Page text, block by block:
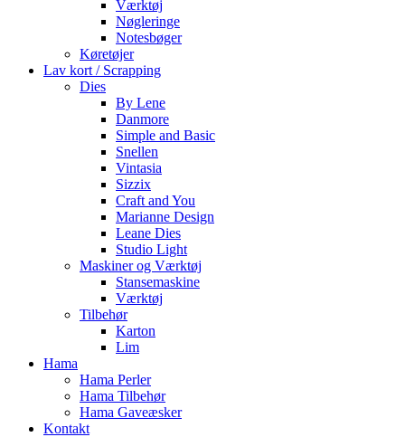
Værktøj
Nøgleringe
Notesbøger
Køretøjer
Lav kort / Scrapping
Dies
By Lene
Danmore
Simple and Basic
Snellen
Vintasia
Sizzix
Craft and You
Marianne Design
Leane Dies
Studio Light
Maskiner og Værktøj
Stansemaskine
Værktøj
Tilbehør
Karton
Lim
Hama
Hama Perler
Hama Tilbehør
Hama Gaveæsker
Kontakt